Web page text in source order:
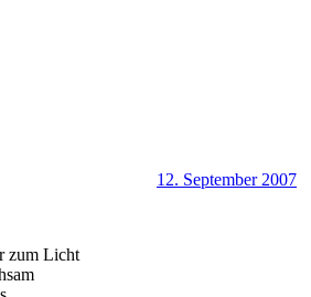
12. September 2007
zum Licht